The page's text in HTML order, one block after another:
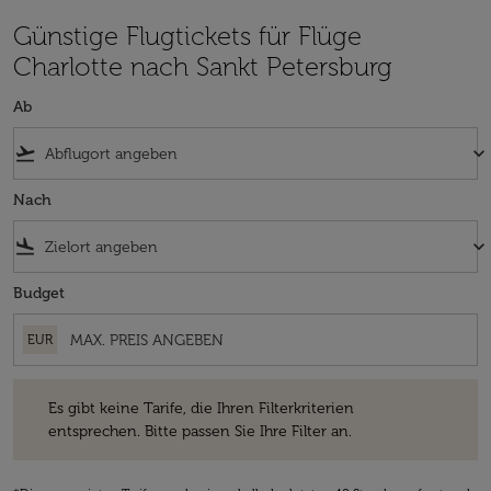
Günstige Flugtickets für Flüge
Charlotte nach Sankt Petersburg
Ab
flight_takeoff keyboard_arrow_down
Nach
flight_land keyboard_arrow_down
Budget
EUR
Es gibt keine Tarife, die Ihren Filterkriterien
entsprechen. Bitte passen Sie Ihre Filter an.